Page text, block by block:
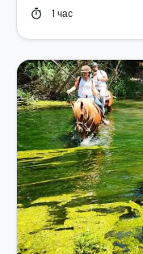
timer 1 час